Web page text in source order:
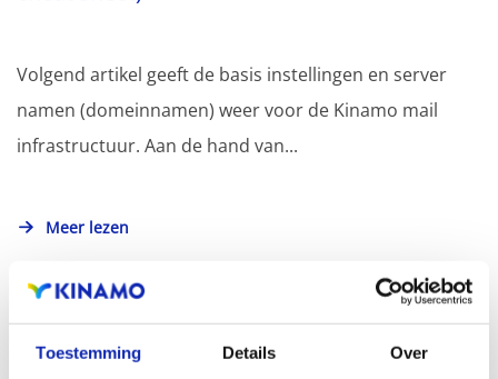
Toestemming Details Over
Volgend artikel geeft de basis instellingen en server
namen (domeinnamen) weer voor de Kinamo mail
infrastructuur. Aan de hand van...
Meer lezen